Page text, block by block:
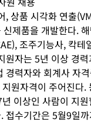
, 상품 시각화 연출
제품을 개발한다.
조주기능사, 칵
원자는 5년 이상 경
경력자와 회계사 자
원자격이 주어진다
이상인 사람이 지
접수기간은 5월9일